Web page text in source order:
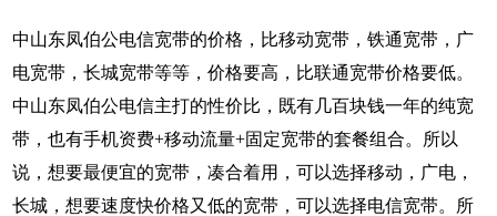
中山东凤伯公电信宽带的价格，比移动宽带，铁通宽带，广
电宽带，长城宽带等等，价格要高，比联通宽带价格要低。
中山东凤伯公电信主打的性价比，既有几百块钱一年的纯宽
带，也有手机资费+移动流量+固定宽带的套餐组合。所以
说，想要最便宜的宽带，凑合着用，可以选择移动，广电，
长城，想要速度快价格又低的宽带，可以选择电信宽带。所